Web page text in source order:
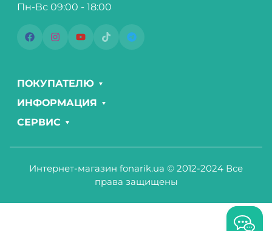
Пн-Вс 09:00 - 18:00
ПОКУПАТЕЛЮ
ИНФОРМАЦИЯ
СЕРВИС
Интернет-магазин fonarik.ua © 2012-2024 Все
права защищены